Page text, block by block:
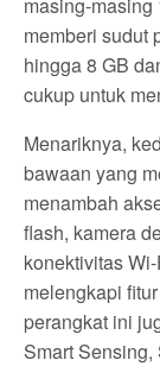
masing-
memberi sudut
hingga 8 GB
cukup untuk
Menariknya,
bawaan yang
menambah
flash, kamera
konektivitas
melengkapi
perangkat ini
Smart